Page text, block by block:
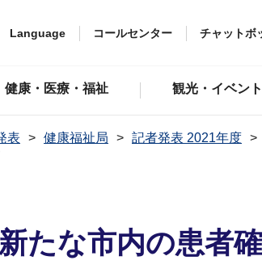
Language コールセンター チャットボ
健康・医療・福祉 観光・イベント
表 健康福祉局
記者発表 2021年度
たな市内の患者